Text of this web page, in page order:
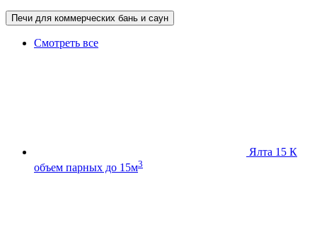
Печи для коммерческих бань и саун
Смотреть все
Ялта 15 К
объем парных до 15м3